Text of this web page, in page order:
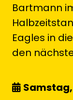
Bartmann
Eagles in
den
Samstag,